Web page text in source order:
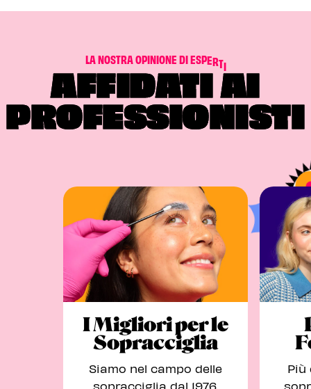
LANOSTRAOPINIONEDIESPERTI
AFFIDATI AI
PROFESSIONISTI
I Migliori per le
Sopracciglia
Siamo nel campo delle
sopracciglia dal 1976.
Più